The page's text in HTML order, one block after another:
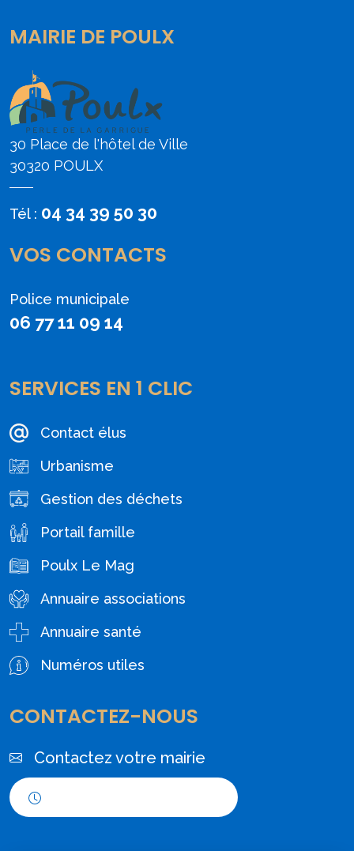
MAIRIE DE POULX
30 Place de l'hôtel de Ville
30320 POULX
Tél : 04 34 39 50 30
VOS CONTACTS
Police municipale
06 77 11 09 14
SERVICES EN 1 CLIC
Contact élus
Urbanisme
Gestion des déchets
Portail famille
Poulx Le Mag
Annuaire associations
Annuaire santé
Numéros utiles
CONTACTEZ-NOUS
Contactez votre mairie